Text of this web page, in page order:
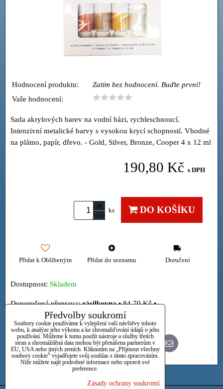
Hodnocení produktu:
Zatím bez hodnocení. Buďte první!
Vaše hodnocení:
Sada akrylových barev na vodní bázi, rychleschnoucí.
Intenzivní metalické barvy s vysokou krycí schopností. Vhodné
na plátno, papír, dřevo. - Gold, Silver, Bronze, Cooper 4 x 12 ml
190,80 Kč s DPH
ks DO KOŠÍKU
Přidat k Oblíbeným Přidat do seznamu Doručení
Dostupnost: Skladem
zásilkovna•84,70 Kč •
Osobně
FacebookTwitter BlueskyPinterestReddit LinkedInWhatsApp
E-
mail
Předvolby soukromí
Soubory cookie používáme k vylepšení vaší návštěvy tohoto
webu, k analýze jeho výkonu a ke shromažďování údajů o jeho
používání. Můžeme k tomu použít nástroje a služby třetích
stran a shromážděná data mohou být přenášena partnerům v
EU, USA nebo jiných zemích. Kliknutím na „Přijmout všechny
soubory cookie“ vyjadřujete svůj souhlas s tímto zpracováním.
Níže můžete najít podrobné informace nebo upravit své
preference.
Zásady ochrany soukromí